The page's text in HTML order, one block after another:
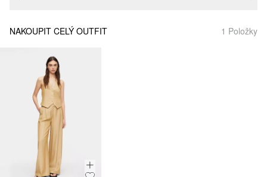
NAKOUPIT CELÝ OUTFIT 1 Položky